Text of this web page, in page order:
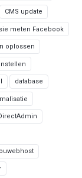
CMS update
meten Facebook
oplossen
database